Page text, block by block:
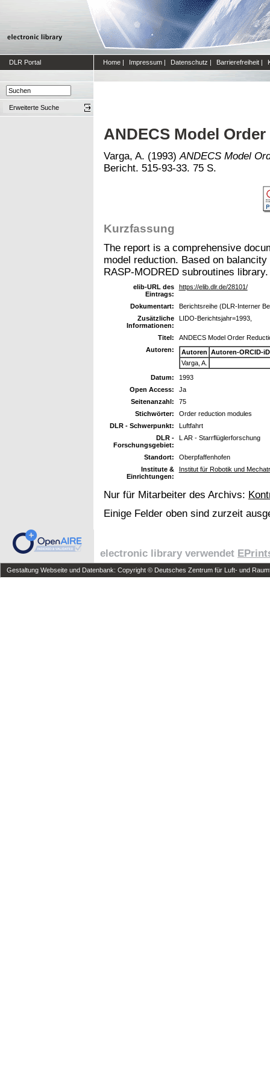
DLR Portal Home | Impressum | Datenschutz | Barrierefreiheit |
Erweiterte Suche
ANDECS Model
Varga, A. (1993) ANDECS Model
Bericht. 515-93-33. 75 S.
Kurzfassung
The report is a comprehensive
model reduction. Based on
RASP-MODRED subroutines library.
elib-URL des
Eintrags:
https://elib.dlr.de/28101/
Dokumentart:
Berichtsreihe (DLR-Interner
Zusätzliche
Informationen:
LIDO-Berichtsjahr=1993,
Titel:
ANDECS Model Order
Autoren:
Autoren Autoren-ORCID-iD
Varga, A.
Datum:
1993
Open Access:
Ja
Seitenanzahl:
75
Stichwörter:
Order reduction modules
DLR - Schwerpunkt:
Luftfahrt
DLR -
Forschungsgebiet:
L AR - Starrflüglerforschung
Standort:
Oberpfaffenhofen
Institute &
Einrichtungen:
Institut für Robotik und
Nur für Mitarbeiter des Archivs:
Einige Felder oben sind zurzeit
electronic library verwendet
Gestaltung Webseite und Datenbank: Copyright © Deutsches Zentrum für Luft- und